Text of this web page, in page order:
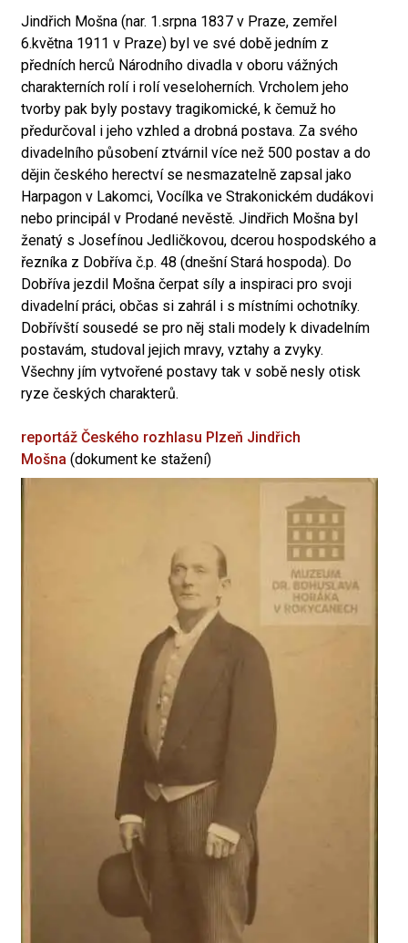
Jindřich Mošna (nar. 1.srpna 1837 v Praze, zemřel
6.května 1911 v Praze) byl ve své době jedním z
předních herců Národního divadla v oboru vážných
charakterních rolí i rolí veseloherních. Vrcholem jeho
tvorby pak byly postavy tragikomické, k čemuž ho
předurčoval i jeho vzhled a drobná postava. Za svého
divadelního působení ztvárnil více než 500 postav a do
dějin českého herectví se nesmazatelně zapsal jako
Harpagon v Lakomci, Vocílka ve Strakonickém dudákovi
nebo principál v Prodané nevěstě. Jindřich Mošna byl
ženatý s Josefínou Jedličkovou, dcerou hospodského a
řezníka z Dobříva č.p. 48 (dnešní Stará hospoda). Do
Dobříva jezdil Mošna čerpat síly a inspiraci pro svoji
divadelní práci, občas si zahrál i s místními ochotníky.
Dobřívští sousedé se pro něj stali modely k divadelním
postavám, studoval jejich mravy, vztahy a zvyky.
Všechny jím vytvořené postavy tak v sobě nesly otisk
ryze českých charakterů.
reportáž Českého rozhlasu Plzeň Jindřich
Mošna (dokument ke stažení)